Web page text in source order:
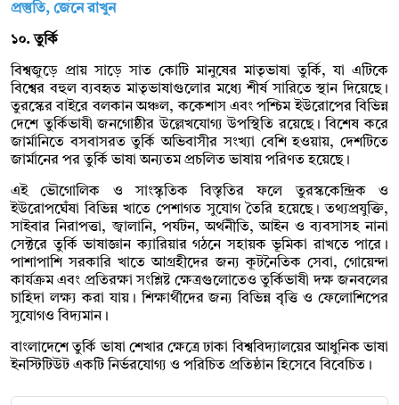
প্রস্তুতি, জেনে রাখুন
১০. তুর্কি
বিশ্বজুড়ে প্রায় সাড়ে সাত কোটি মানুষের মাতৃভাষা তুর্কি, যা এটিকে
বিশ্বের বহুল ব্যবহৃত মাতৃভাষাগুলোর মধ্যে শীর্ষ সারিতে স্থান দিয়েছে।
তুরস্কের বাইরে বলকান অঞ্চল, ককেশাস এবং পশ্চিম ইউরোপের বিভিন্ন
দেশে তুর্কিভাষী জনগোষ্ঠীর উল্লেখযোগ্য উপস্থিতি রয়েছে। বিশেষ করে
জার্মানিতে বসবাসরত তুর্কি অভিবাসীর সংখ্যা বেশি হওয়ায়, দেশটিতে
জার্মানের পর তুর্কি ভাষা অন্যতম প্রচলিত ভাষায় পরিণত হয়েছে।
এই ভৌগোলিক ও সাংস্কৃতিক বিস্তৃতির ফলে তুরস্ককেন্দ্রিক ও
ইউরোপঘেঁষা বিভিন্ন খাতে পেশাগত সুযোগ তৈরি হয়েছে। তথ্যপ্রযুক্তি,
সাইবার নিরাপত্তা, জ্বালানি, পর্যটন, অর্থনীতি, আইন ও ব্যবসাসহ নানা
সেক্টরে তুর্কি ভাষাজ্ঞান ক্যারিয়ার গঠনে সহায়ক ভূমিকা রাখতে পারে।
পাশাপাশি সরকারি খাতে আগ্রহীদের জন্য কূটনৈতিক সেবা, গোয়েন্দা
কার্যক্রম এবং প্রতিরক্ষা সংশ্লিষ্ট ক্ষেত্রগুলোতেও তুর্কিভাষী দক্ষ জনবলের
চাহিদা লক্ষ্য করা যায়। শিক্ষার্থীদের জন্য বিভিন্ন বৃত্তি ও ফেলোশিপের
সুযোগও বিদ্যমান।
বাংলাদেশে তুর্কি ভাষা শেখার ক্ষেত্রে ঢাকা বিশ্ববিদ্যালয়ের আধুনিক ভাষা
ইনস্টিটিউট একটি নির্ভরযোগ্য ও পরিচিত প্রতিষ্ঠান হিসেবে বিবেচিত।